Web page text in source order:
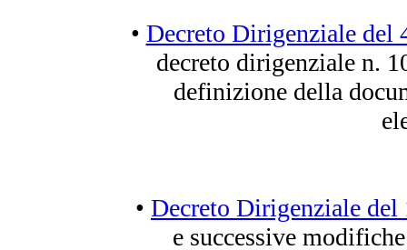
• Decreto Dirigenziale del
decreto dirigenziale n.
definizione della
• Decreto Dirigenziale del
e successive